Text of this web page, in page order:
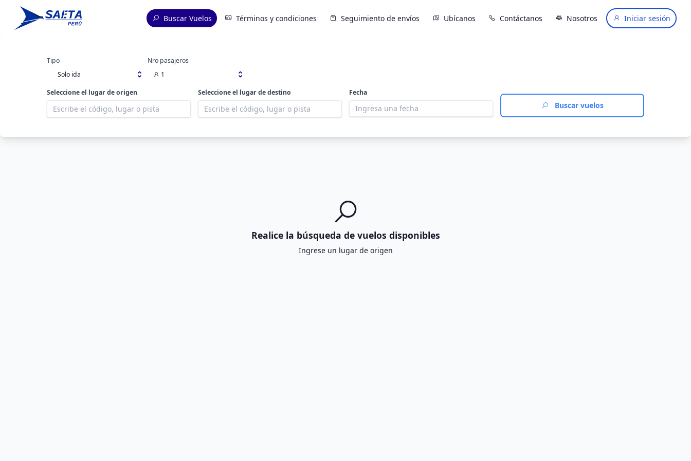
Buscar Vuelos Términos y condiciones Seguimiento de envíos Ubícanos Contáctanos Nosotros Iniciar sesión
Tipo
Solo ida
Nro pasajeros
1
Seleccione el lugar de origen Seleccione el lugar de destino Fecha
Buscar vuelos
Realice la búsqueda de vuelos disponibles
Ingrese un lugar de origen